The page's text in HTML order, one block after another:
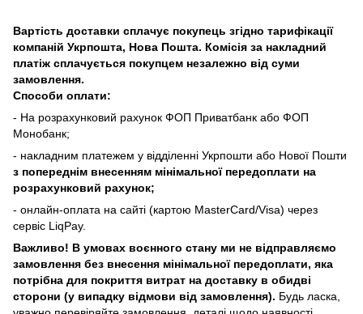
Вартість доставки сплачує покупець згідно тарифікації
компаній Укрпошта, Нова Пошта. Комісія за накладний
платіж сплачується покупцем незалежно від суми
замовлення.
Способи оплати:
- На розрахунковий рахунок ФОП Приватбанк або ФОП
Монобанк;
- накладним платежем у відділенні Укрпошти або Нової Пошти
з попереднім внесенням мінімальної передоплати на
розрахунковий рахунок;
- онлайн-оплата на сайті (картою MasterCard/Visa) через
сервіс LiqPay.
Важливо! В умовах воєнного стану ми не відправляємо
замовлення без внесення мінімальної передоплати, яка
потрібна для покриття витрат на доставку в обидві
сторони (у випадку відмови від замовлення). Будь ласка,